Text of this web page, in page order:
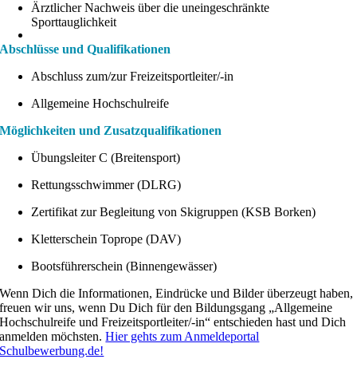
Ärztlicher Nachweis über die uneingeschränkte
Sporttauglichkeit
Abschlüsse und Qualifikationen
Abschluss zum/zur Freizeitsportleiter/-in
Allgemeine Hochschulreife
Möglichkeiten und Zusatzqualifikationen
Übungsleiter C (Breitensport)
Rettungsschwimmer (DLRG)
Zertifikat zur Begleitung von Skigruppen (KSB Borken)
Kletterschein Toprope (DAV)
Bootsführerschein (Binnengewässer)
Wenn Dich die Informationen, Eindrücke und Bilder überzeugt haben,
freuen wir uns, wenn Du Dich für den Bildungsgang „Allgemeine
Hochschulreife und Freizeitsportleiter/-in“ entschieden hast und Dich
anmelden möchsten.Hier gehts zum Anmeldeportal
Schulbewerbung.de!